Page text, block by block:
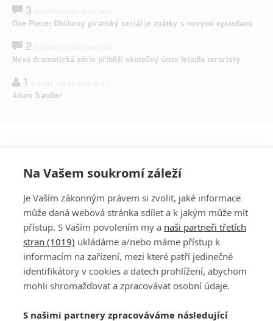
3
One Piece: Oblíbený pirátský seriál je zpátky s novými epizodami
2
Nová dramatická série přiblíží skutečný únos letadla teroristy
1
Adam Sandler
PŘIHLÁSIT
REGISTROVAT
DISKUZE
Šéfredaktorkou webu jePetr Slavík, e-mailserialy@fandimefilmu.cz
Na Vašem soukromí záleží
Je Vaším zákonným právem si zvolit, jaké informace
může daná webová stránka sdílet a k jakým může mít
přístup. S Vaším povolením my a naši partneři třetích
stran (1019) ukládáme a/nebo máme přístup k
informacím na zařízení, mezi které patří jedinečné
identifikátory v cookies a datech prohlížení, abychom
mohli shromažďovat a zpracovávat osobní údaje.
S našimi partnery zpracováváme následující